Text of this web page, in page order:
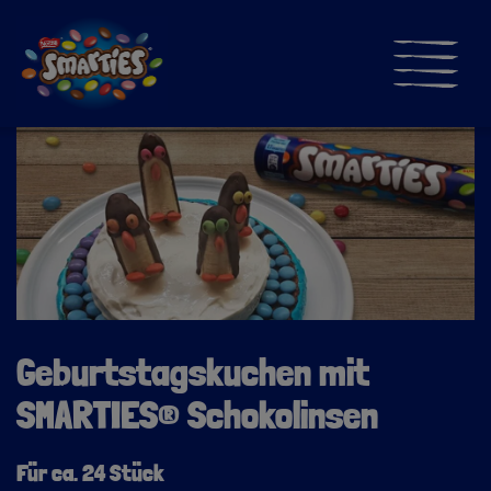
Inhalt
Main
≡
Geburtstagskuchen mit
SMARTIES®Schokolinsen
Für ca. 24 Stück